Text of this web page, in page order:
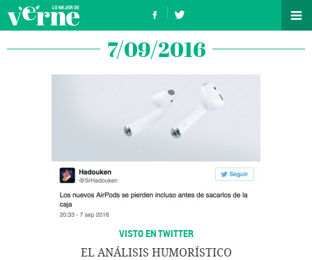
7/09/2016
VISTO EN TWITTER
EL ANÁLISIS HUMORÍSTICO